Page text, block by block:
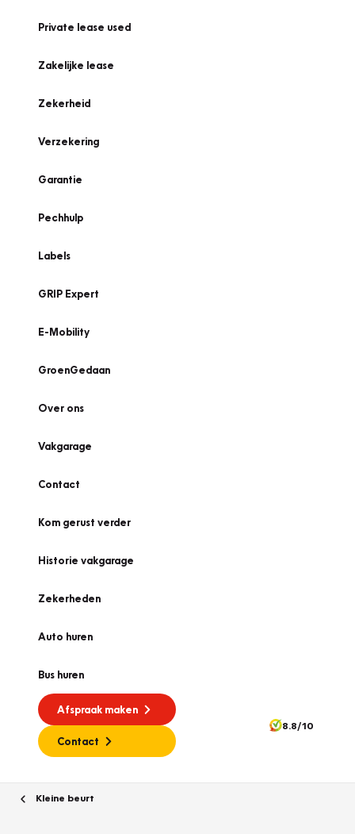
Private lease used
Zakelijke lease
Zekerheid
Verzekering
Garantie
Pechhulp
Labels
GRIP Expert
E-Mobility
GroenGedaan
Over ons
Vakgarage
Contact
Kom gerust verder
Historie vakgarage
Zekerheden
Auto huren
Bus huren
Afspraak maken
Contact
8.8/10
Kleine beurt